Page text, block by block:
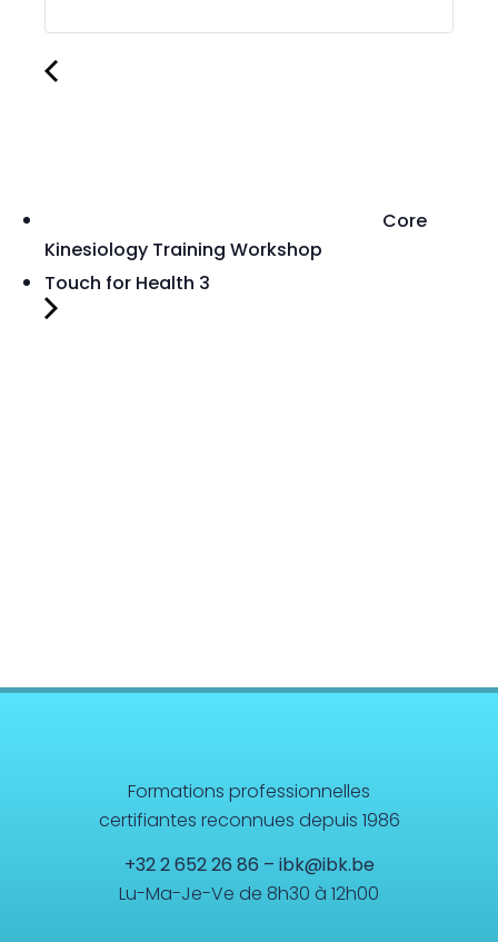
Core
Kinesiology Training Workshop
Touch for Health 3
Formations professionnelles
certifiantes reconnues depuis 1986
+32 2 652 26 86 – ibk@ibk.be
Lu-Ma-Je-Ve de 8h30 à 12h00